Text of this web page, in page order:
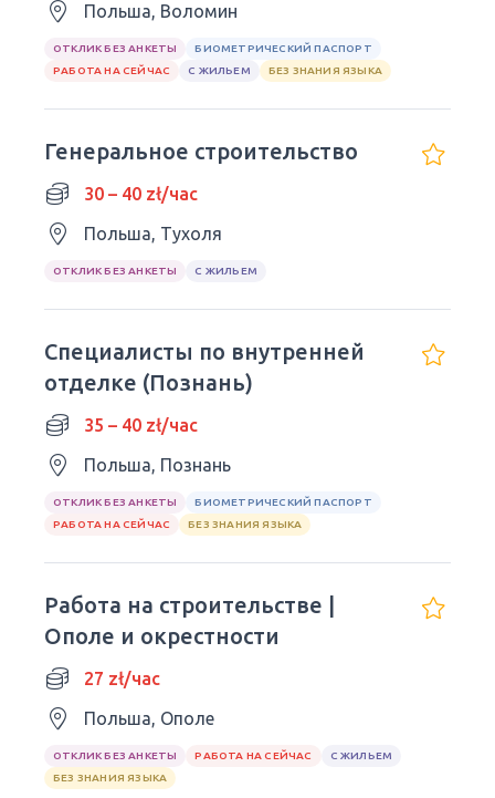
Польша, Воломин
ОТКЛИК БЕЗ АНКЕТЫ
БИОМЕТРИЧЕСКИЙ ПАСПОРТ
РАБОТА НА СЕЙЧАС
С ЖИЛЬЕМ БЕЗ ЗНАНИЯ ЯЗЫКА
Генеральное строительство
30 – 40 zł/час
Польша, Тухоля
ОТКЛИК БЕЗ АНКЕТЫ С ЖИЛЬЕМ
Специалисты по внутренней
отделке (Познань)
35 – 40 zł/час
Польша, Познань
ОТКЛИК БЕЗ АНКЕТЫ
БИОМЕТРИЧЕСКИЙ ПАСПОРТ
РАБОТА НА СЕЙЧАС
БЕЗ ЗНАНИЯ ЯЗЫКА
Работа на строительстве |
Ополе и окрестности
27 zł/час
Польша, Ополе
ОТКЛИК БЕЗ АНКЕТЫ РАБОТА НА СЕЙЧАС
С ЖИЛЬЕМ
БЕЗ ЗНАНИЯ ЯЗЫКА